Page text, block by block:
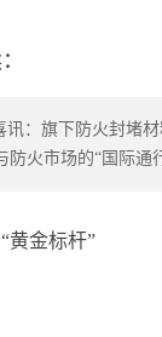
：旗下防火封堵
防火市场的“国际通
黄金标杆”